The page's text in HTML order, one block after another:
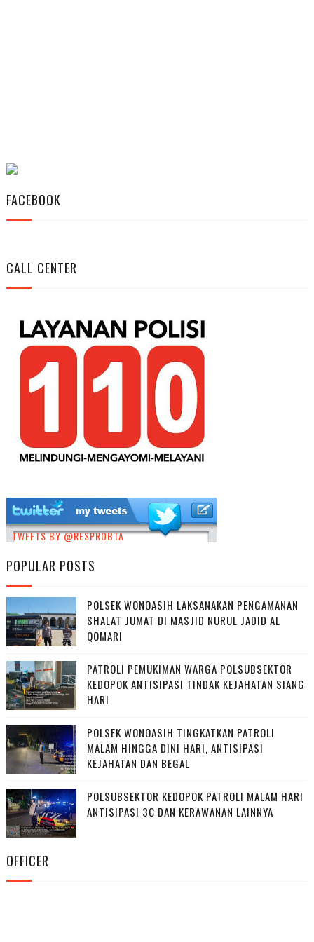
FACEBOOK
CALL CENTER
TWEETS BY @RESPROBTA
POPULAR POSTS
POLSEK WONOASIH LAKSANAKAN PENGAMANAN
SHALAT JUMAT DI MASJID NURUL JADID AL
QOMARI
PATROLI PEMUKIMAN WARGA POLSUBSEKTOR
KEDOPOK ANTISIPASI TINDAK KEJAHATAN SIANG
HARI
POLSEK WONOASIH TINGKATKAN PATROLI
MALAM HINGGA DINI HARI, ANTISIPASI
KEJAHATAN DAN BEGAL
POLSUBSEKTOR KEDOPOK PATROLI MALAM HARI
ANTISIPASI 3C DAN KERAWANAN LAINNYA
OFFICER